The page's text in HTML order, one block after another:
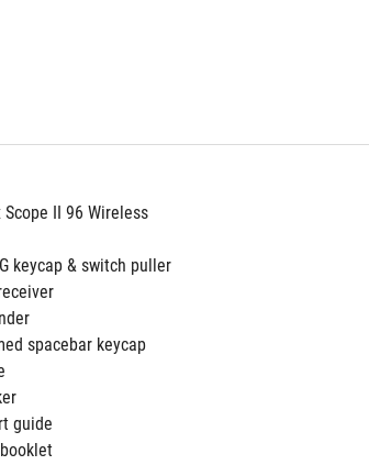
Scope II 96 Wireless
keycap & switch puller
spacebar keycap
guide